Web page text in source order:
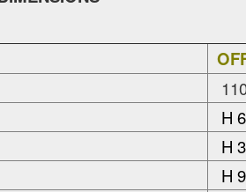
H
H
H